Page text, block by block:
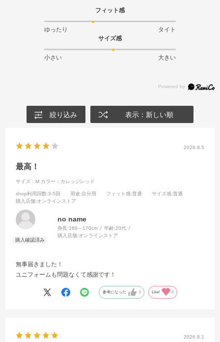
フィット感
ゆったり
タイト
サイズ感
小さい 大きい
絞り込み 表示：新しい順
2026.8.5
最高！
サイズ：M カラー：カレッジレッド
shop利用回数:3-5回 用途:自分用 フィット感:普通 サイズ感:普通
購入店舗:オンラインストア
no name
身長:166～170cm 年齢:20代
購入店舗:オンラインストア
無事届きました！
ユニフォームも問題なくて感謝です！
参考になった 0 Like! 0
2026.8.1